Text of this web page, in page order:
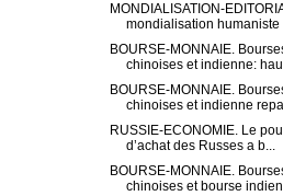
MONDIALISATION-
mondialisation humaniste
BOURSE-MONNAIE.
chinoises et indienne:
BOURSE-MONNAIE.
chinoises et indienne
RUSSIE-ECONOMIE. Le
d’achat des Russes a b...
BOURSE-MONNAIE.
chinoises et bourse